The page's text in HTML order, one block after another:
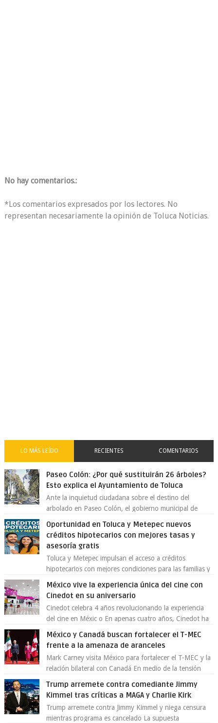
No hay comentarios.:
*Los comentarios expresados por los lectores. No
representan necesariamente la opinión de Toluca Noticias.
LO MÁS LEÍDO RECIENTES COMENTARIOS
Paseo Colón: ¿Por qué sustituirán 26 árboles?
Esto explica el Ayuntamiento de Toluca
Ante la inquietud ciudadana sobre el destino del
arbolado en Paseo Colón, el gobierno municipal de
Oportunidad en Toluca y Metepec nuevos
créditos hipotecarios con mejores tasas y
asesoría gratis
Toluca y Metepec impulsan el acceso a créditos
hipotecarios con mejores condiciones para las familias y
México vive la experiencia única del cine con
Cinedot en su aniversario
Cinedot celebra 4 años revolucionando la experiencia
del cine en Méxic o En apenas cuatro años, Cinedot ha
México y Canadá buscan fortalecer el T-MEC
frente a la amenaza de aranceles
Mark Carney visita México para fortalecer el T-MEC y la
relación bilateral con Canadá En medio de la tensión
Trump arremete contra comediante Jimmy
Kimmel tras críticas a MAGA y Charlie Kirk
Trump arremete contra Jimmy Kimmel y niega censura
mientras programa es cancelado La supuesta